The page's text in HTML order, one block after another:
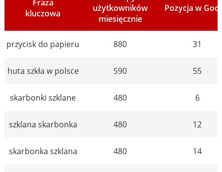
Fraza
kluczowa
użytkowników
miesięcznie
Pozycja w
przycisk do papieru 880 31
huta szkła w polsce 590 55
skarbonki szklane 480 6
szklana skarbonka 480 12
skarbonka szklana 480 14